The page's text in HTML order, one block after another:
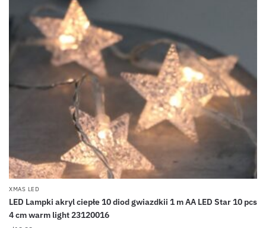
XMAS LED
LED Lampki akryl ciepłe 10 diod gwiazdkii 1 m AA LED Star 10 pcs
4 cm warm light 23120016